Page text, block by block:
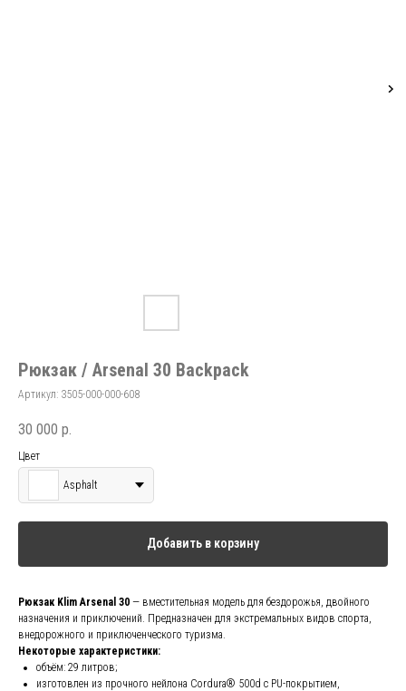
Рюкзак / Arsenal 30 Backpack
Артикул: 3505-000-000-608
30 000 р.
Цвет
Asphalt
Добавить в корзину
Рюкзак Klim Arsenal 30 — вместительная модель для бездорожья, двойного
назначения и приключений. Предназначен для экстремальных видов спорта,
внедорожного и приключенческого туризма.
Некоторые характеристики:
объём: 29 литров;
изготовлен из прочного нейлона Cordura® 500d с PU-покрытием,